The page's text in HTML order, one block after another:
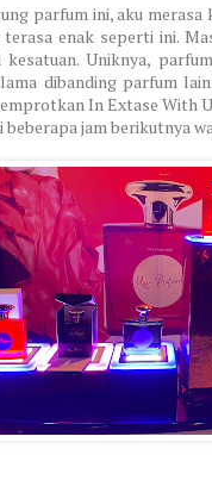
parfum ini, aku
enak seperti ini.
Uniknya,
dibanding parfum
In Extase With
jam berikutnya